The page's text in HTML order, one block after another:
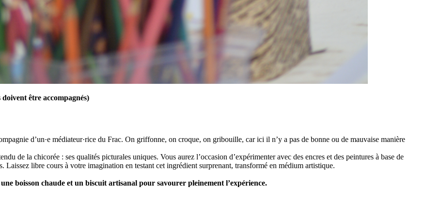
doivent être accompagnés)
d’un·e médiateur·rice du Frac. On griffonne, on croque, on gribouille, car ici il n’y a pas de bonne ou de mauvaise manière
de la chicorée : ses qualités picturales uniques. Vous aurez l’occasion d’expérimenter avec des encres et des peintures à base de
Laissez libre cours à votre imagination en testant cet ingrédient surprenant, transformé en médium artistique.
boisson chaude et un biscuit artisanal pour savourer pleinement l’expérience.